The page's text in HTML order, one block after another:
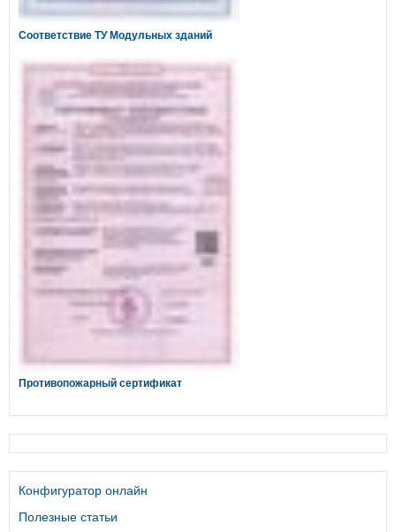
Соответствие ТУ Модульных зданий
Противопожарный сертификат
Конфигуратор онлайн
Полезные статьи